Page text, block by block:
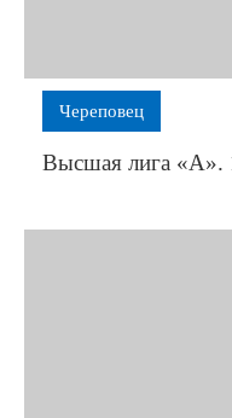
Череповец
Высшая лига «А».